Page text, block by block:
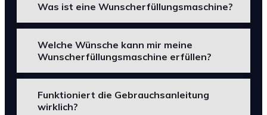
Was ist eine Wunscherfüllungsmaschine?
Welche Wünsche kann mir meine
Wunscherfüllungsmaschine erfüllen?
Funktioniert die Gebrauchsanleitung
wirklich?